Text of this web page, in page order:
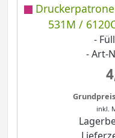
531M /
-
- Art-
inkl.